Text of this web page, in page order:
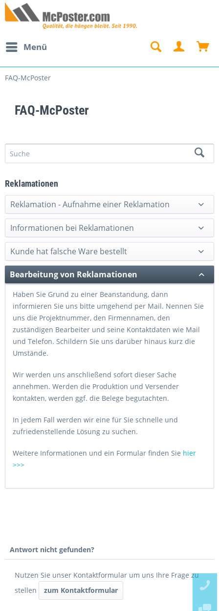
Menü
FAQ-McPoster
FAQ-McPoster
Reklamationen
Reklamation - Aufnahme einer Reklamation
Informationen bei Reklamationen
Kunde hat falsche Ware bestellt
Bearbeitung von Reklamationen
Haben Sie Grund zu einer Beanstandung, dann
informieren Sie uns bitte umgehend per Mail. Nennen Sie
uns die Projektnummer, den Firmennamen, den
zuständigen Bearbeiter und seine Kontaktdaten wie Mail
und Telefon. Schildern Sie uns darüber hinaus kurz die
Umstände.
Wir werden uns anschließend sofort dieser Sache
annehmen. Werden die Produktion und Versender
kontakten, werden ggf. die Belege begutachten.
In jedem Fall werden wir eine für Sie schnelle und
zufriedenstellende Lösung zu suchen.
Weitere Informationen und ein Formular finden Sie hier
>>>
Antwort nicht gefunden?
Nutzen Sie unser Kontaktformular um uns Ihre Frage zu
stellen
zum Kontaktformular